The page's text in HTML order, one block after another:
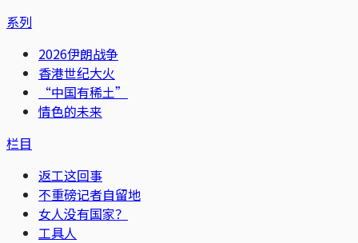
系列
2026伊朗战争
香港世纪大火
“中国有稀土”
情色的未来
栏目
返工这回事
不重磅记者自留地
女人没有国家？
工具人